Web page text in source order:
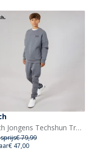
Bench Jongens Techshun Trainingspak Staalgrijs
€ 79,99
€ 47,00